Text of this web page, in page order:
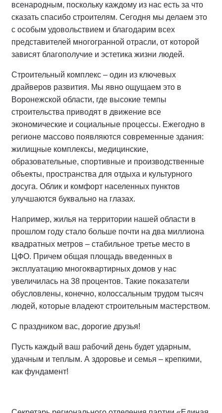
всенародным, поскольку каждому из нас есть за что
сказать спасибо строителям. Сегодня мы делаем это
с особым удовольствием и благодарим всех
представителей многогранной отрасли, от которой
зависят благополучие и эстетика жизни людей.
Строительный комплекс – один из ключевых
драйверов развития. Мы явно ощущаем это в
Воронежской области, где высокие темпы
строительства приводят в движение все
экономические и социальные процессы. Ежегодно в
регионе массово появляются современные здания:
жилищные комплексы, медицинские,
образовательные, спортивные и производственные
объекты, пространства для отдыха и культурного
досуга. Облик и комфорт населенных пунктов
улучшаются буквально на глазах.
Например, жилья на территории нашей области в
прошлом году стало больше почти на два миллиона
квадратных метров – стабильное третье место в
ЦФО. Причем общая площадь введенных в
эксплуатацию многоквартирных домов у нас
увеличилась на 38 процентов. Такие показатели
обусловлены, конечно, колоссальным трудом тысяч
людей, которые владеют строительным мастерством.
С праздником вас, дорогие друзья!
Пусть каждый ваш рабочий день будет ударным,
удачным и теплым. А здоровье и семья – крепкими,
как фундамент!